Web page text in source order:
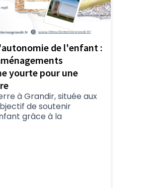
de l'enfant :
yourte pour une
à Grandir, située aux
de soutenir
grâce à la